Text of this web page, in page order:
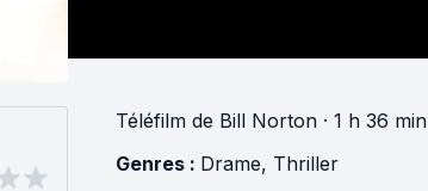
Téléfilm de Bill Norton · 1 h 36 min
Genres : Drame, Thriller